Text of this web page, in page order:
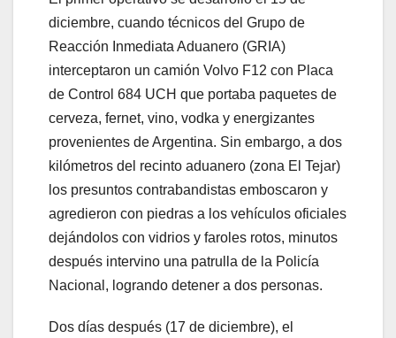
diciembre, cuando técnicos del Grupo de
Reacción Inmediata Aduanero (GRIA)
interceptaron un camión Volvo F12 con Placa
de Control 684 UCH que portaba paquetes de
cerveza, fernet, vino, vodka y energizantes
provenientes de Argentina. Sin embargo, a dos
kilómetros del recinto aduanero (zona El Tejar)
los presuntos contrabandistas emboscaron y
agredieron con piedras a los vehículos oficiales
dejándolos con vidrios y faroles rotos, minutos
después intervino una patrulla de la Policía
Nacional, logrando detener a dos personas.
Dos días después (17 de diciembre), el